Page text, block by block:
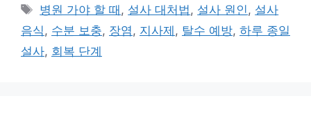
테
고
리
태
그
병원 가야 할 때 , 설사 대처법 , 설사 원인 , 설사
음식 , 수분 보충, 장염 , 지사제 , 탈수 예방, 하루 종일
설사, 회복 단계